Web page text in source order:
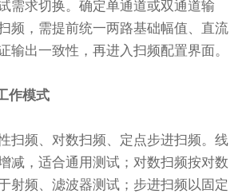
需求切换。确定单通道或双通道输
频，需提前统一两路基础幅值、直流
输出一致性，再进入扫频配置界面。
作模式
扫频、对数扫频、定点步进扫频。线
减，适合通用测试；对数扫频按对数
射频、滤波器测试；步进扫频以固定